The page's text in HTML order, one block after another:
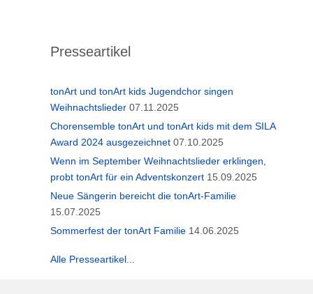
Presseartikel
tonArt und tonArt kids Jugendchor singen
Weihnachtslieder 07.11.2025
Chorensemble tonArt und tonArt kids mit dem SILA
Award 2024 ausgezeichnet 07.10.2025
Wenn im September Weihnachtslieder erklingen,
probt tonArt für ein Adventskonzert 15.09.2025
Neue Sängerin bereicht die tonArt-Familie
15.07.2025
Sommerfest der tonArt Familie 14.06.2025
Alle Presseartikel...